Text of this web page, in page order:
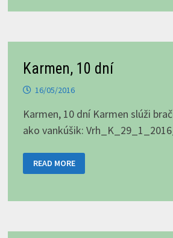
Karmen, 10 dní
16/05/2016
Karmen, 10 dní Karmen slúži
ako vankúšik:
KARMEN,
10
DNÍ
READ MORE